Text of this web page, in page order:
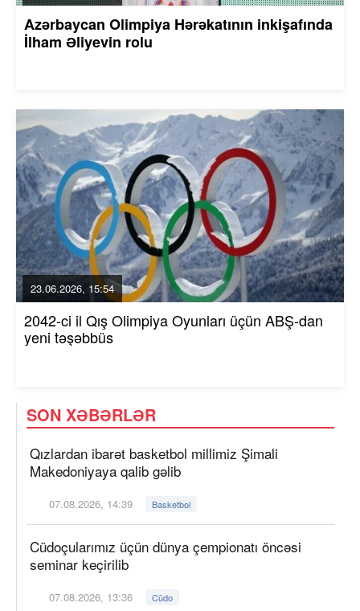
Azərbaycan Olimpiya Hərəkatının inkişafında
İlham Əliyevin rolu
23.06.2026, 15:54
2042-ci il Qış Olimpiya Oyunları üçün ABŞ-dan
yeni təşəbbüs
SON XƏBƏRLƏR
Qızlardan ibarət basketbol millimiz Şimali
Makedoniyaya qalib gəlib
07.08.2026, 14:39 Basketbol
Cüdoçularımız üçün dünya çempionatı öncəsi
seminar keçirilib
07.08.2026, 13:36 Cüdo